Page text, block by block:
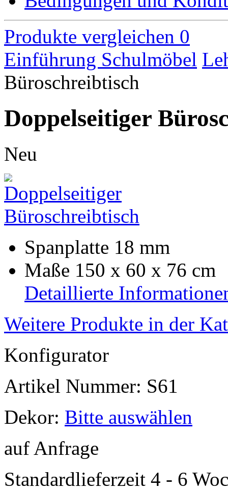
Produkte vergleichen 0
Einführung Schulmöbel
Büroschreibtisch
Doppelseitiger
Neu
Spanplatte 18 mm
Maße 150 x 60 x 76 cm
Detaillierte
Weitere Produkte in der
Konfigurator
Artikel Nummer: S61
Dekor: Bitte auswählen
auf Anfrage
Standardlieferzeit 4 - 6